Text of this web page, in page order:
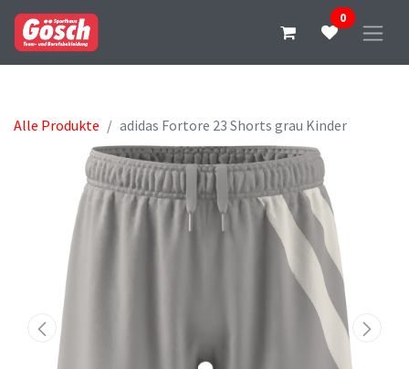
0
Alle Produkte adidas Fortore 23 Shorts grau Kinder